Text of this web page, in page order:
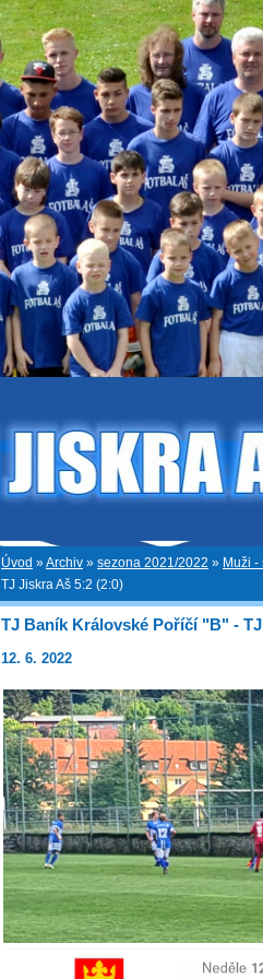
Úvod »Archiv » sezona 2021/2022 » Muži -
TJ Jiskra Aš 5:2 (2:0)
TJ Baník Královské Poříčí "B" -
12. 6. 2022